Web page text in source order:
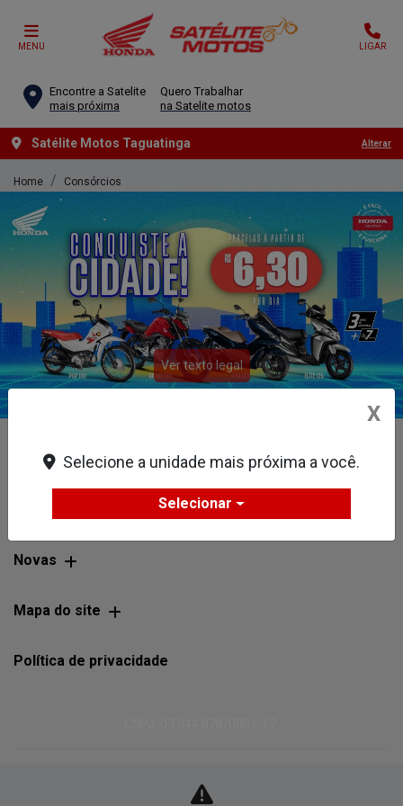
MENU LIGAR
Encontre a Satelite
mais próxima
Quero Trabalhar
na Satelite motos
Satélite Motos Taguatinga Alterar
Home Consórcios
Ver texto legal
Novas
Mapa do site
Política de privacidade
X
Selecione a unidade mais próxima a você.
Selecionar